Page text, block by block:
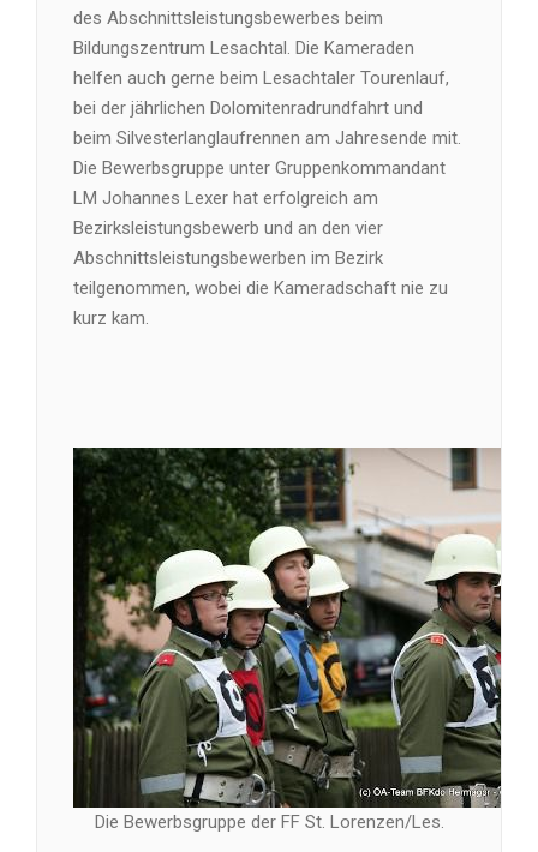
des Abschnittsleistungsbewerbes beim
Bildungszentrum Lesachtal. Die Kameraden
helfen auch gerne beim Lesachtaler Tourenlauf,
bei der jährlichen Dolomitenradrundfahrt und
beim Silvesterlanglaufrennen am Jahresende mit.
Die Bewerbsgruppe unter Gruppenkommandant
LM Johannes Lexer hat erfolgreich am
Bezirksleistungsbewerb und an den vier
Abschnittsleistungsbewerben im Bezirk
teilgenommen, wobei die Kameradschaft nie zu
kurz kam.
Die Bewerbsgruppe der FF St. Lorenzen/Les.